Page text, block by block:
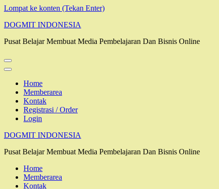
Lompat ke konten (Tekan Enter)
DOGMIT INDONESIA
Pusat Belajar Membuat Media Pembelajaran Dan Bisnis Online
Home
Memberarea
Kontak
Registrasi / Order
Login
DOGMIT INDONESIA
Pusat Belajar Membuat Media Pembelajaran Dan Bisnis Online
Home
Memberarea
Kontak